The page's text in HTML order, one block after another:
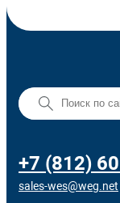
+7 (812)
sales-wes@weg.net